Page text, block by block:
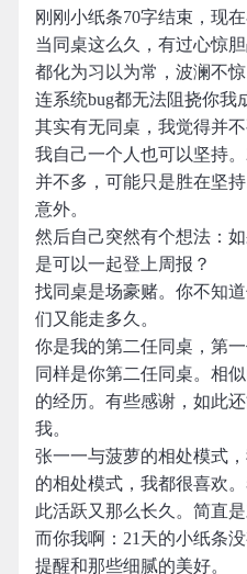
刚刚小纸条70字结束，现在
当同桌这么久，有过心惊
都化为习以为常，波澜不惊
连系统bug都无法阻挠你我
其实有无同桌，我觉得并不
我自己一个人也可以坚持
并不多，可能只是胜在坚
意外。
然后自己突然有个想法：
是可以一起登上周报？
找同桌是场豪赌。你不知
们又能走多久。
你是我的第二任同桌，第
同样是你第二任同桌。相
的经历。有些感谢，如此
我。
张一一与菠萝的相处模式
的相处模式，我都很喜欢
此活跃又那么长久。简直是
而你我啊：21天的小纸条
提醒和那些细腻的美好。